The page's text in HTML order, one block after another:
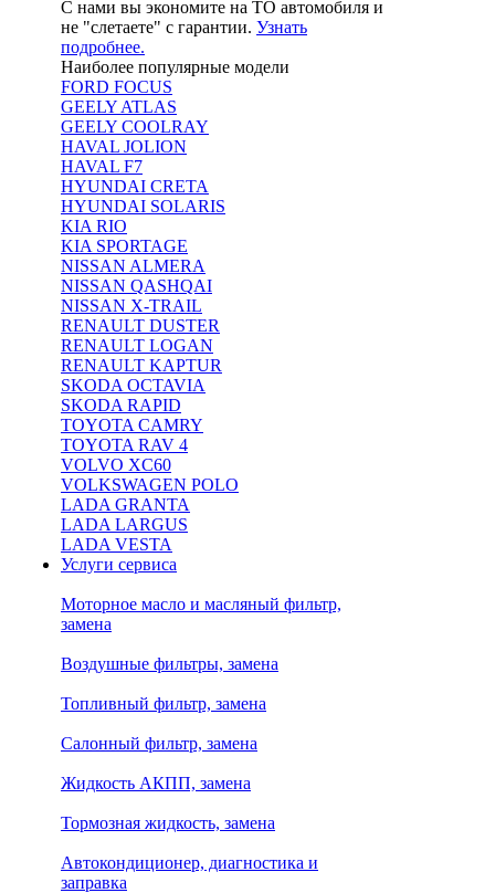
С нами вы экономите на ТО автомобиля и
не "слетаете" с гарантии. Узнать
подробнее.
Наиболее популярные модели
FORD FOCUS
GEELY ATLAS
GEELY COOLRAY
HAVAL JOLION
HAVAL F7
HYUNDAI CRETA
HYUNDAI SOLARIS
KIA RIO
KIA SPORTAGE
NISSAN ALMERA
NISSAN QASHQAI
NISSAN X-TRAIL
RENAULT DUSTER
RENAULT LOGAN
RENAULT KAPTUR
SKODA OCTAVIA
SKODA RAPID
TOYOTA CAMRY
TOYOTA RAV 4
VOLVO XC60
VOLKSWAGEN POLO
LADA GRANTA
LADA LARGUS
LADA VESTA
Услуги сервиса
Моторное масло и масляный фильтр,
замена
Воздушные фильтры, замена
Топливный фильтр, замена
Салонный фильтр, замена
Жидкость АКПП, замена
Тормозная жидкость, замена
Автокондиционер, диагностика и
заправка